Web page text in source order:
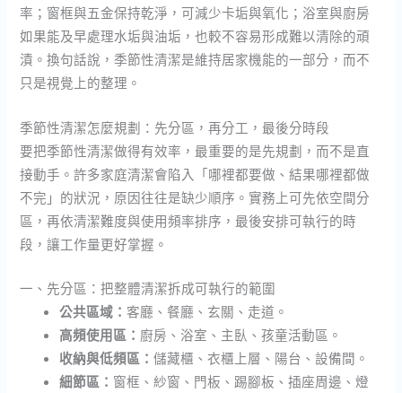
率；窗框與五金保持乾淨，可減少卡垢與氧化；浴室與廚房
如果能及早處理水垢與油垢，也較不容易形成難以清除的頑
漬。換句話說，季節性清潔是維持居家機能的一部分，而不
只是視覺上的整理。
季節性清潔怎麼規劃：先分區，再分工，最後分時段
要把季節性清潔做得有效率，最重要的是先規劃，而不是直
接動手。許多家庭清潔會陷入「哪裡都要做、結果哪裡都做
不完」的狀況，原因往往是缺少順序。實務上可先依空間分
區，再依清潔難度與使用頻率排序，最後安排可執行的時
段，讓工作量更好掌握。
一、先分區：把整體清潔拆成可執行的範圍
公共區域： 客廳、餐廳、玄關、走道。
高頻使用區： 廚房、浴室、主臥、孩童活動區。
收納與低頻區：儲藏櫃、衣櫃上層、陽台、設備間。
細節區： 窗框、紗窗、門板、踢腳板、插座周邊、燈